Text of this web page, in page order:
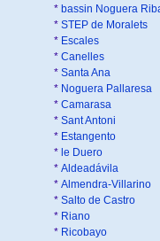
* bassin Noguera
* STEP de Moralets
* Escales
* Canelles
* Santa Ana
* Noguera Pallaresa
* Camarasa
* Sant Antoni
* Estangento
* le Duero
* Aldeadávila
* Almendra-Villarino
* Salto de Castro
* Riano
* Ricobayo